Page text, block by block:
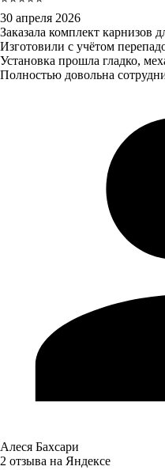
30 апреля 2026
Заказала комплект карнизов
Изготовили с учётом
Установка прошла гладко,
Полностью довольна
Алеся Бахсари
2 отзыва на Яндексе